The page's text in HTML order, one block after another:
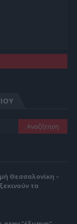
Θεσσαλονίκη –
τα